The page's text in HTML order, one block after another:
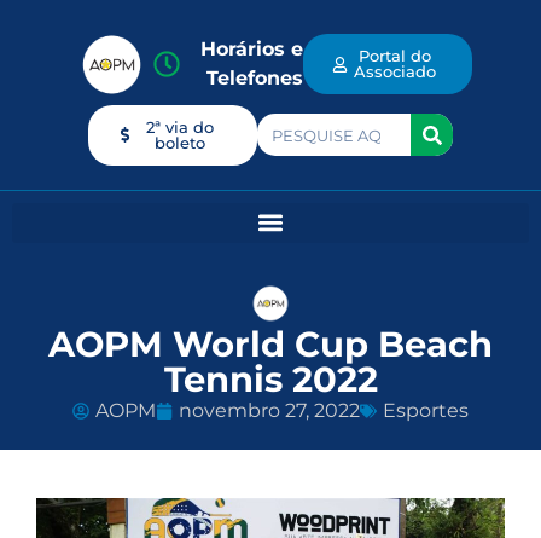
Horários e
Telefones
Portal do
Associado
2ª via do
boleto
AOPM World Cup Beach
Tennis 2022
AOPM novembro 27, 2022 Esportes